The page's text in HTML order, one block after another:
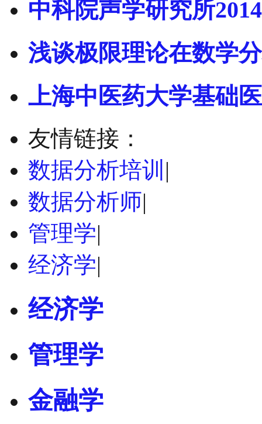
中科院声学研究所2014
浅谈极限理论在数学
上海中医药大学基础
友情链接：
数据分析培训 |
数据分析师|
管理学|
经济学|
经济学
管理学
金融学